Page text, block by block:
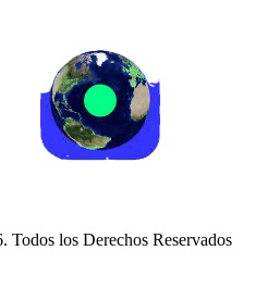
los Derechos Reservados